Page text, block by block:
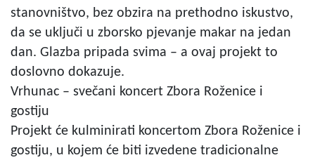
stanovništvo, bez obzira na prethodno iskustvo,
da se uključi u zborsko pjevanje makar na jedan
dan. Glazba pripada svima – a ovaj projekt to
doslovno dokazuje.
Vrhunac – svečani koncert Zbora Roženice i
gostiju
Projekt će kulminirati koncertom Zbora Roženice i
gostiju, u kojem će biti izvedene tradicionalne